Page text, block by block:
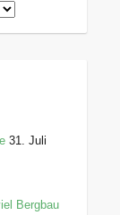
31. Juli
Bergbau